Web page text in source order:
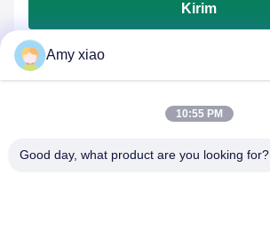
Kirim
Amy xiao
10:55 PM
Good day, what product are you looking for?